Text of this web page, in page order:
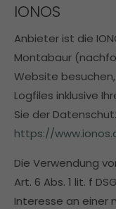
IONOS
Anbieter ist die
Montabaur
Website
Logfiles inklusive
Sie der
https://
Die Verwendung
Art. 6 Abs. 1 lit. f
Interesse an einer